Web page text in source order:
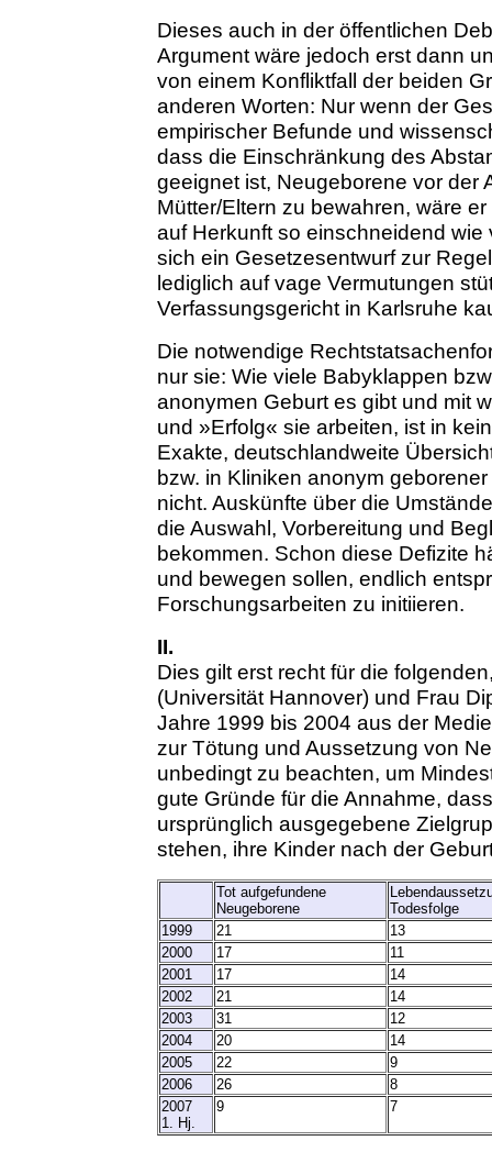
Dieses auch in der öffentlichen
Argument wäre jedoch erst dann
von einem Konfliktfall der beiden
anderen Worten: Nur wenn der
empirischer Befunde und
dass die Einschränkung des
geeignet ist, Neugeborene vor der
Mütter/Eltern zu bewahren, wäre
auf Herkunft so einschneidend
sich ein Gesetzesentwurf zur
lediglich auf vage Vermutungen
Verfassungsgericht in Karlsruhe
Die notwendige
nur sie: Wie viele Babyklappen
anonymen Geburt es gibt und mit
und »Erfolg« sie arbeiten, ist in
Exakte, deutschlandweite
bzw. in Kliniken anonym
nicht. Auskünfte über die
die Auswahl, Vorbereitung und
bekommen. Schon diese Defizite
und bewegen sollen, endlich
Forschungsarbeiten zu initiieren.
II.
Dies gilt erst recht für die
(Universität Hannover) und Frau
Jahre 1999 bis 2004 aus der
zur Tötung und Aussetzung von
unbedingt zu beachten, um
gute Gründe für die Annahme,
ursprünglich ausgegebene
stehen, ihre Kinder nach der
Tot aufgefundene
Neugeborene
Todesfolge
1999
21
13
2000
17
11
2001
17
14
2002
21
14
2003
31
12
2004
20
14
2005
22
9
2006
26
8
2007
1. Hj.
9 7